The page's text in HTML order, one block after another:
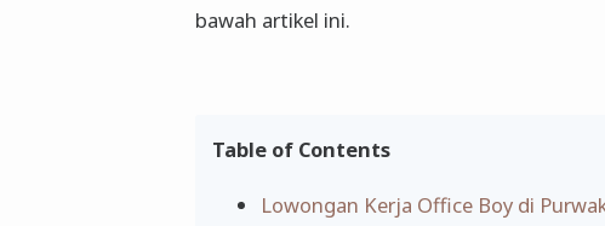
bawah artikel ini.
Table of Contents
Lowongan Kerja Office Boy di